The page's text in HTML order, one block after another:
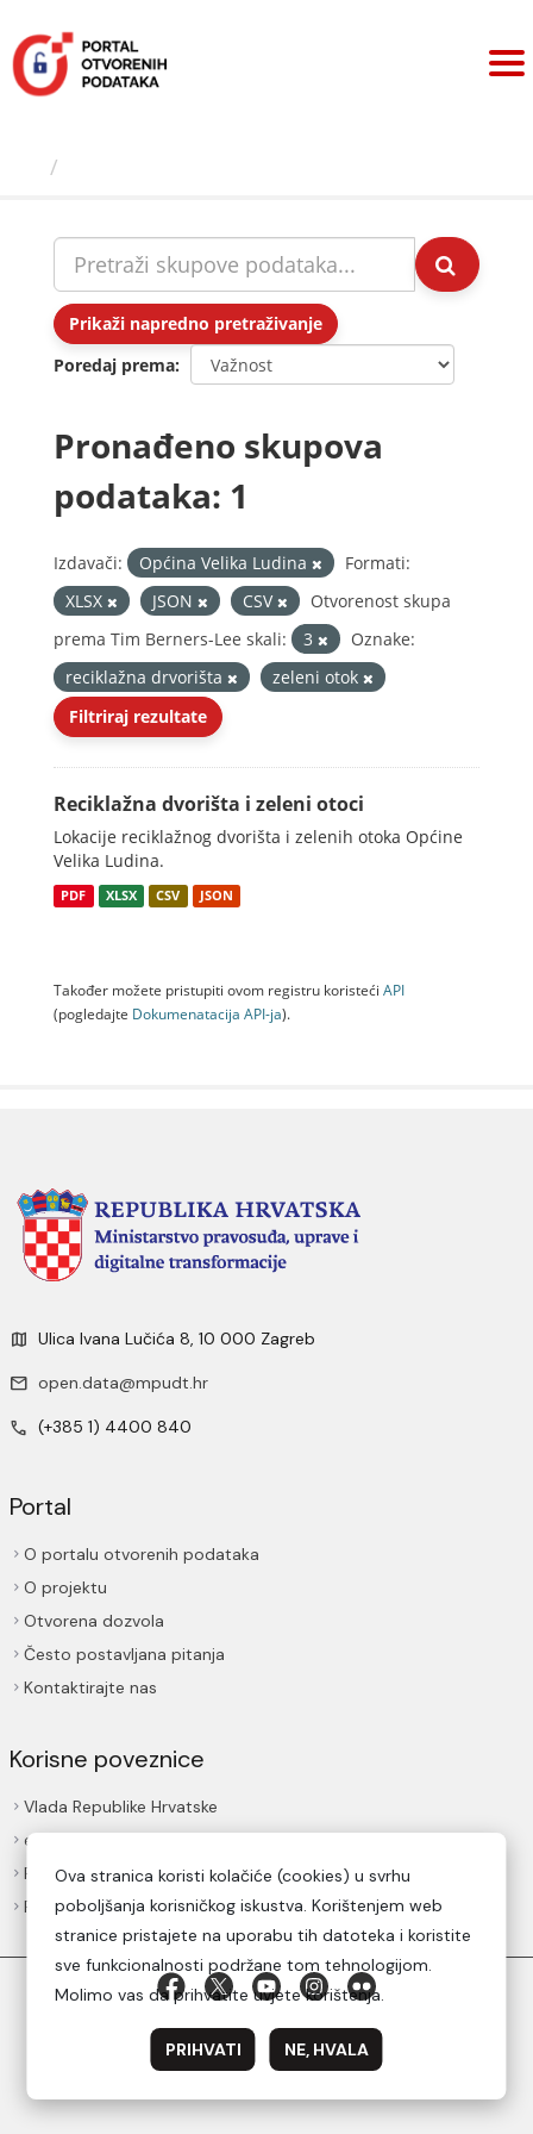
sadržaj
Prikaži napredno pretraživanje
Poredaj prema
Pronađeno skupova
podataka: 1
Izdavači: Općina Velika Ludina
Formati:
XLSX
JSON CSV
Otvorenost skupa
prema Tim Berners-Lee skali:
3
Oznake:
reciklažna drvorišta
zeleni otok
Filtriraj rezultate
Reciklažna dvorišta i zeleni otoci
Lokacije reciklažnog dvorišta i zelenih otoka Općine
Velika Ludina.
PDF XLSX CSV JSON
Također možete pristupiti ovom registru koristeći API
(pogledajte Dokumenаtаcijа API-jа).